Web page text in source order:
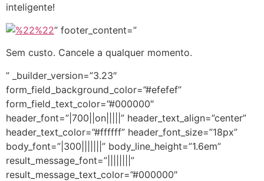
inteligente!
” footer_content=”
Sem custo. Cancele a qualquer momento.
” _builder_version=”3.23″
form_field_background_color=”#efefef”
form_field_text_color=”#000000″
header_font=”|700||on|||||” header_text_align=”center”
header_text_color=”#ffffff” header_font_size=”18px”
body_font=”|300|||||||” body_line_height=”1.6em”
result_message_font=”||||||||”
result_message_text_color=”#000000″